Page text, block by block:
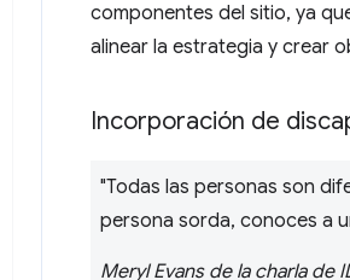
componentes del sitio, ya
alinear la estrategia y crear
Incorporación de
"Todas las personas son
persona sorda, conoces a
Meryl Evans de la charla de